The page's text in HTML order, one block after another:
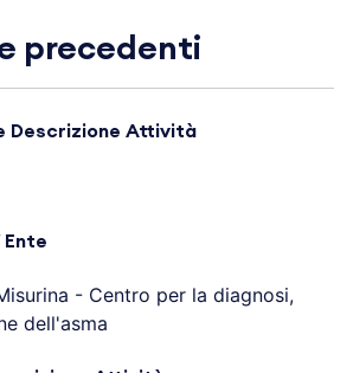
precedenti
Descrizione Attività
Ente
- Centro per la diagnosi,
dell'asma